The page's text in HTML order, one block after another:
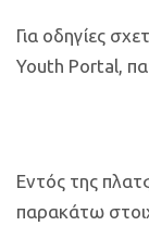
Για οδηγίες
Youth Portal,
Εντός της
παρακάτω